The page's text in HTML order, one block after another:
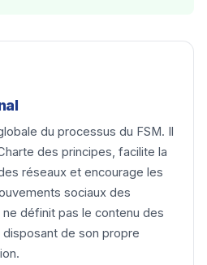
du processus du FSM. Il
des principes, facilite la
réseaux et encourage les
sociaux des
définit pas le contenu des
de son propre